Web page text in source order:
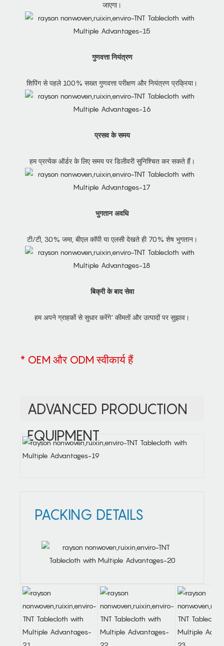
जाएगा।
गुणवत्ता नियंत्रण
शिपिंग से पहले 100% सख्त गुणवत्ता परीक्षण और नियंत्रण प्रक्रिया।
प्रसव के समय
हम प्रत्येक ऑर्डर के लिए समय पर डिलीवरी सुनिश्चित कर सकते हैं।
भुगतान अवधि
टी/टी, 30% जमा, बीएल कॉपी या एलसी देखते ही 70% शेष भुगतान।
बिक्री के बाद सेवा
हम अपने ग्राहकों से सुधार करेंगे' कीमतों और उत्पादों पर सुझाव।
* OEM और ODM स्वीकार्य हैं
ADVANCED PRODUCTION
EQUIPMENT
PACKING DETAILS